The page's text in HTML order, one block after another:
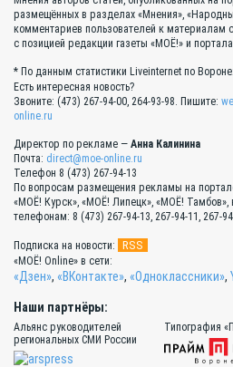
размещённых в разделах «Мнения»,
комментариев пользователей к материалам
с позицией редакции газеты «МОЁ!» и
* По данным статистики Liveinternet по
Есть интересная новость?
Звоните: (473) 267-94-00, 264-93-98. Пишите:
online.ru
Директор по рекламе — Анна Калинина
Почта: direct@moe-online.ru
Телефон 8 (473) 267-94-13
По вопросам размещения рекламы на
«МОЁ! Курск», «МОЁ! Липецк», «МОЁ! Тамбов»,
телефонам: 8 (473) 267-94-13, 267-94-11, 267-
Подписка на новости: RSS
«МОЁ! Online» в сети:
«Дзен», «ВКонтакте», «Одноклассники»,
Наши партнёры:
Альянс руководителей
региональных СМИ России
Типография